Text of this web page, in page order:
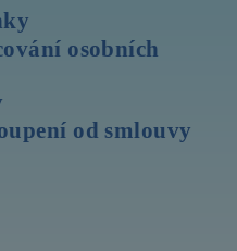
osobních
od smlouvy